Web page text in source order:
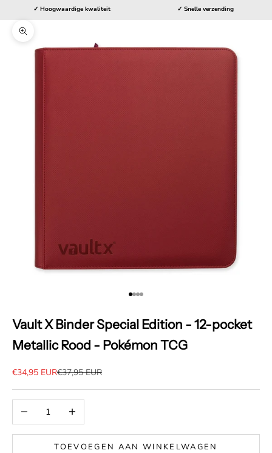
✓ Hoogwaardige kwaliteit ✓ Snelle verzending
In-/uitzoomen
Naar artikel 1
Naar artikel 2
Naar artikel 3
Naar artikel 4
Vault X Binder Special Edition - 12-pocket
Metallic Rood - Pokémon TCG
Aanbiedingsprijs
€34,95 EURNormale prijs
€37,95 EUR
Aantal verlagenAantal verhogen
TOEVOEGEN AAN WINKELWAGEN